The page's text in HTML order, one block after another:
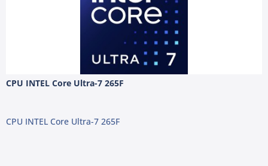
CPU INTEL Core Ultra-7 265F
CPU INTEL Core Ultra-7 265F